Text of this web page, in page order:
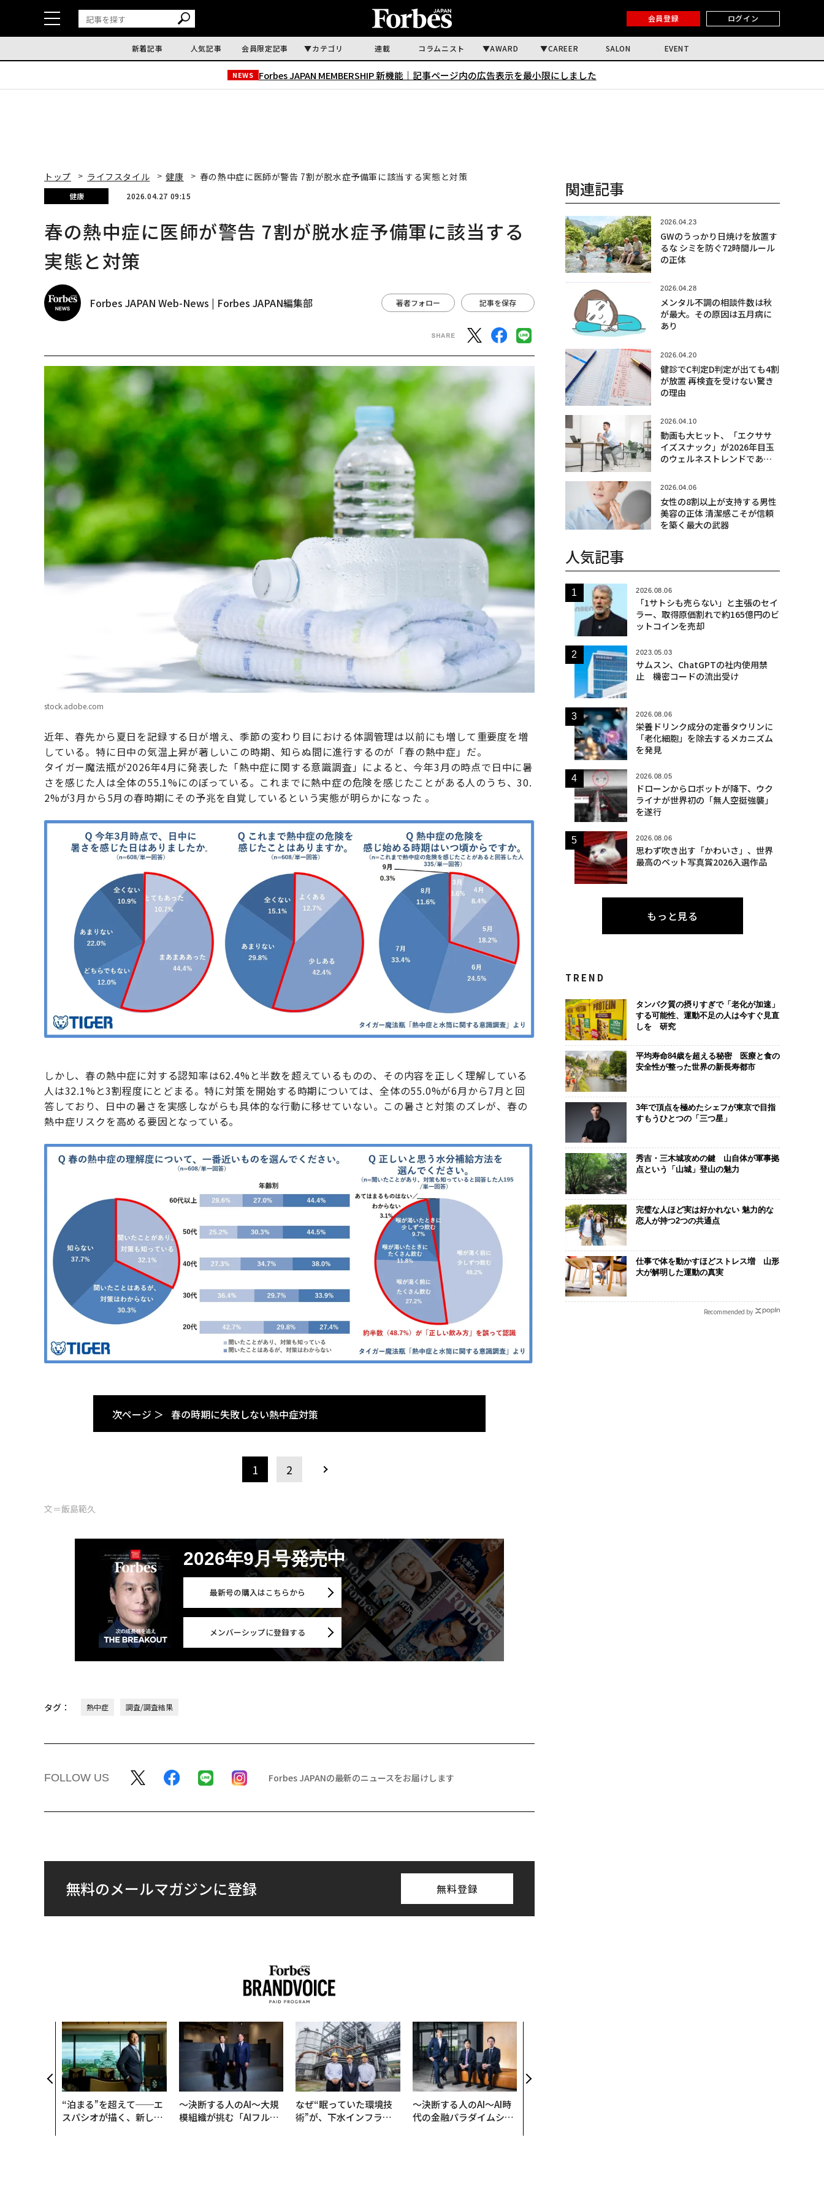
会員登録 ログイン
新着記事 人気記事 会員限定記事 カテゴリ 連載 コラムニスト AWARD CAREER SALON EVENT
NEWS Forbes JAPAN MEMBERSHIP 新機能｜ 記事ページ内の広告表示を最小限にしました
トップ ライフスタイル 健康 春の熱中症に医師が警告 7割が脱水症予備軍に該当する実態と対策
健康 2026.04.27 09:15
春の熱中症に医師が警告 7割が脱水症予備軍に該当する
実態と対策
Forbes JAPAN Web-News | Forbes JAPAN編集部 著者フォロー 記事を保存
stock.adobe.com
近年、春先から夏日を記録する日が増え、季節の変わり目における体調管理は以前にも増して重要度を増
している。特に日中の気温上昇が著しいこの時期、知らぬ間に進行するのが「春の熱中症」だ。
タイガー魔法瓶が2026年4月に発表した「熱中症に関する意識調査」によると、今年3月の時点で日中に暑
さを感じた人は全体の55.1%にのぼっている。これまでに熱中症の危険を感じたことがある人のうち、30.
2%が3月から5月の春時期にその予兆を自覚しているという実態が明らかになった 。
しかし、春の熱中症に対する認知率は62.4%と半数を超えているものの、その内容を正しく理解している
人は32.1%と3割程度にとどまる。特に対策を開始する時期については、全体の55.0%が6月から7月と回
答しており、日中の暑さを実感しながらも具体的な行動に移せていない。この暑さと対策のズレが、春の
熱中症リスクを高める要因となっている。
次ページ ＞ 春の時期に失敗しない熱中症対策
1 2
文＝飯島範久
2026年9月号発売中
最新号の購入はこちらから
メンバーシップに登録する
タグ： 熱中症 調査/調査結果
FOLLOW US Forbes JAPANの最新のニュースをお届けします
無料のメールマガジンに登録 無料登録
“泊まる”を超えて──エ
スパシオが描く、新しい
〜決断する人のAI〜大規
模組織が挑む「AIフル実
なぜ“眠っていた環境技
術”が、下水インフラを
〜決断する人のAI〜AI時
代の金融パラダイムシフ
関連記事
2026.04.23
GWのうっかり日焼けを放置す
るな シミを防ぐ72時間ルール
の正体
2026.04.28
メンタル不調の相談件数は秋
が最大。その原因は五月病に
あり
2026.04.20
健診でC判定D判定が出ても4割
が放置 再検査を受けない驚き
の理由
2026.04.10
動画も大ヒット、「エクササ
イズスナック」が2026年目玉
のウェルネストレンドである
2026.04.06
女性の8割以上が支持する男性
美容の正体 清潔感こそが信頼
を築く最大の武器
人気記事
2026.08.06
「1サトシも売らない」と主張のセイ
ラー、取得原価割れで約165億円のビ
ットコインを売却
2023.05.03
サムスン、ChatGPTの社内使用禁
止 機密コードの流出受け
2026.08.06
栄養ドリンク成分の定番タウリンに
「老化細胞」を除去するメカニズム
を発見
2026.08.05
ドローンからロボットが降下、ウク
ライナが世界初の「無人空挺強襲」
を遂行
2026.08.06
思わず吹き出す「かわいさ」、世界
最高のペット写真賞2026入選作品
もっと見る
TREND
タンパク質の摂りすぎで「老化が加速」
する可能性、運動不足の人は今すぐ見直
しを 研究
平均寿命84歳を超える秘密 医療と食の
安全性が整った世界の新長寿都市
3年で頂点を極めたシェフが東京で目指
すもうひとつの「三つ星」
秀吉・三木城攻めの鍵 山自体が軍事拠
点という「山城」登山の魅力
完璧な人ほど実は好かれない 魅力的な
恋人が持つ2つの共通点
仕事で体を動かすほどストレス増 山形
大が解明した運動の真実
Recommended by